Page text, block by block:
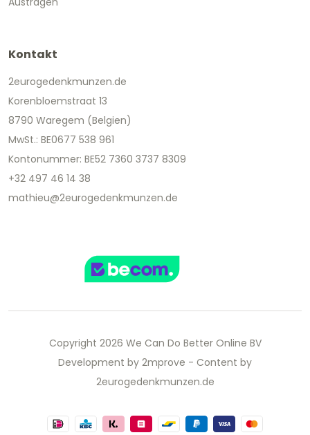
Kontakt
2eurogedenkmunzen.de
Korenbloemstraat 13
8790 Waregem (Belgien)
MwSt.: BE0677 538 961
Kontonummer: BE52 7360 3737 8309
+32 497 46 14 38
mathieu@2eurogedenkmunzen.de
Copyright 2026 We Can Do Better Online BV
Development by 2mprove - Content by
2eurogedenkmunzen.de